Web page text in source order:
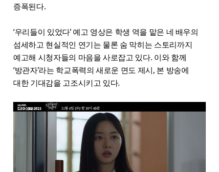
증폭된다.
‘우리들이 있었다’ 예고 영상은 학생 역을 맡은 네 배우의
섬세하고 현실적인 연기는 물론 숨 막히는 스토리까지
예고해 시청자들의 마음을 사로잡고 있다. 이와 함께
‘방관자’라는 학교폭력의 새로운 면도 제시, 본 방송에
대한 기대감을 고조시키고 있다.